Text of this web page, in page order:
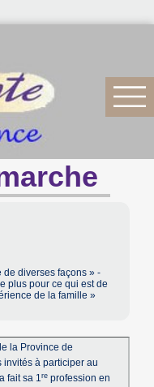
diverses façons » -
plus pour ce qui est de
de la famille »
la Province de
invités à participer au
fait sa 1re profession en